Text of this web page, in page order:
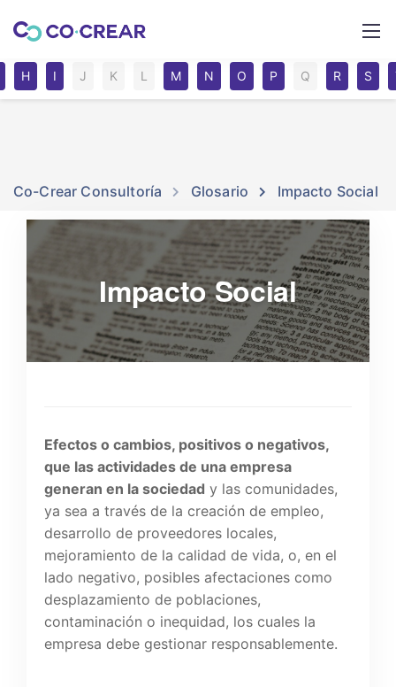
Co-Crear Consultoría Glosario Impacto Social
H I J K L M N O P Q R S
Impacto Social
Efectos o cambios, positivos o negativos,
que las actividades de una empresa
generan en la sociedad y las comunidades,
ya sea a través de la creación de empleo,
desarrollo de proveedores locales,
mejoramiento de la calidad de vida, o, en el
lado negativo, posibles afectaciones como
desplazamiento de poblaciones,
contaminación o inequidad, los cuales la
empresa debe gestionar responsablemente.